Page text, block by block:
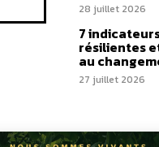
28 juillet 2026
7
résilientes
au
27 juillet 2026